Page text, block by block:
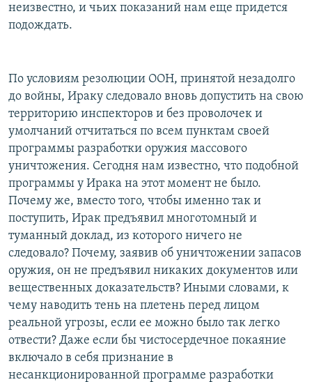
неизвестно, и чьих показаний нам еще придется
подождать.
По условиям резолюции ООН, принятой незадолго
до войны, Ираку следовало вновь допустить на свою
территорию инспекторов и без проволочек и
умолчаний отчитаться по всем пунктам своей
программы разработки оружия массового
уничтожения. Сегодня нам известно, что подобной
программы у Ирака на этот момент не было.
Почему же, вместо того, чтобы именно так и
поступить, Ирак предъявил многотомный и
туманный доклад, из которого ничего не
следовало? Почему, заявив об уничтожении запасов
оружия, он не предъявил никаких документов или
вещественных доказательств? Иными словами, к
чему наводить тень на плетень перед лицом
реальной угрозы, если ее можно было так легко
отвести? Даже если бы чистосердечное покаяние
включало в себя признание в
несанкционированной программе разработки